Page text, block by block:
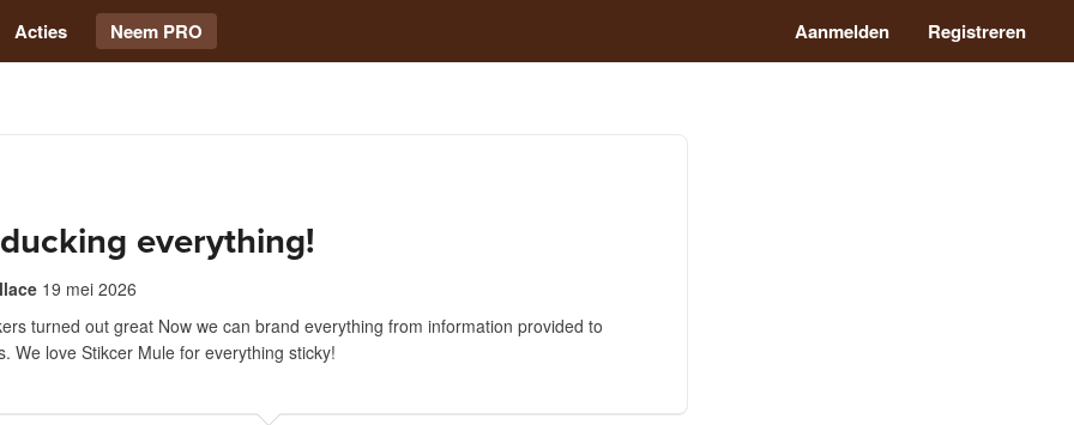
Acties Neem PRO Aanmelden Registreren
everything!
19 mei 2026
turned out great Now we can brand everything from information provided to
We love Stikcer Mule for everything sticky!